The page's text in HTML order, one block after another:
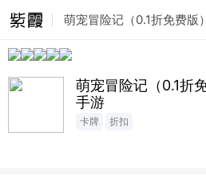
萌宠冒险记（0.1折免费版
游
萌宠冒险记（0.1折
手游
卡牌 折扣